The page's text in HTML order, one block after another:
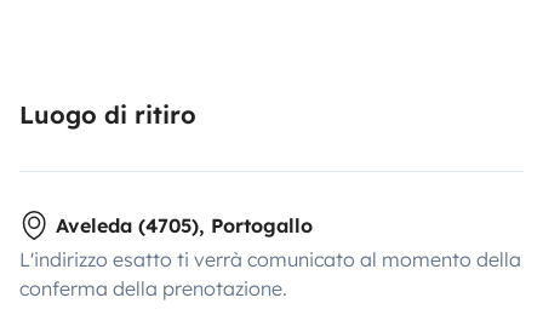
Luogo di ritiro
Aveleda (4705), Portogallo
L'indirizzo esatto ti verrà comunicato al momento della
conferma della prenotazione.